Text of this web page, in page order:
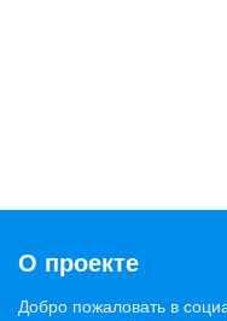
О проекте
Добро пожаловать в